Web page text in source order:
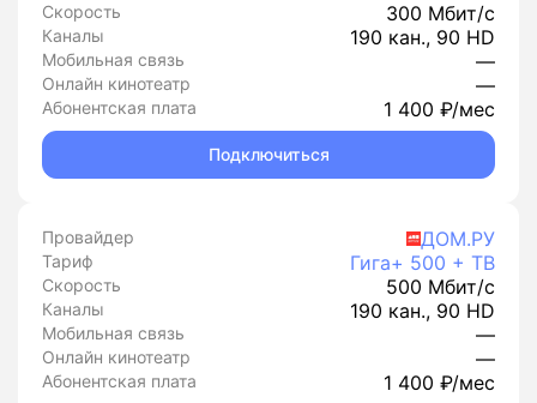
Скорость 300 Мбит/с
Каналы 190 кан., 90 HD
Мобильная связь —
Онлайн кинотеатр —
Абонентская плата 1 400 ₽/мес
Подключиться
Провайдер ДОМ.РУ
Тариф Гига+ 500 + ТВ
Скорость 500 Мбит/с
Каналы 190 кан., 90 HD
Мобильная связь —
Онлайн кинотеатр —
Абонентская плата 1 400 ₽/мес